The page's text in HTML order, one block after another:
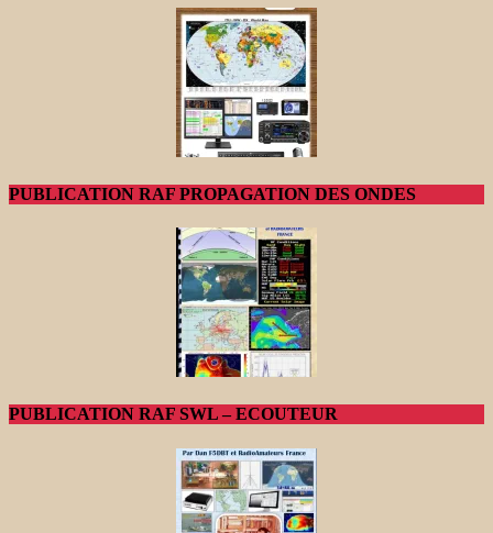
PUBLICATION RAF PROPAGATION DES ONDES
PUBLICATION RAF SWL – ECOUTEUR